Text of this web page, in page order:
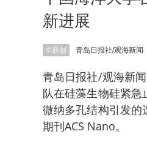
新进展
©原创 青岛日报社/观海新闻
青岛日报社/观海新
队在硅藻生物硅紧急
微纳多孔结构引发的
期刊ACS Nano。